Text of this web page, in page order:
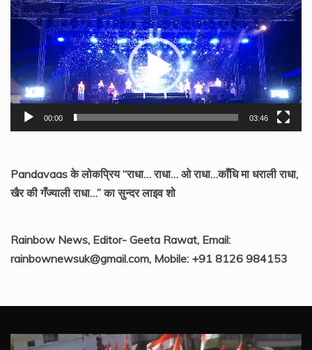
Video
Player
00:00 03:46
Pandavaas के लोकप्रिय “राधा… राधा… ओ राधा…काँधि मा धराली राधा,
खैर की गँज्याली राधा…” का सुन्दर लाइव शो
Rainbow News, Editor- Geeta Rawat, Email:
rainbownewsuk@gmail.com, Mobile: +91 8126 984153
Video